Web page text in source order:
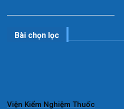
Bài chọn lọc
Viện Kiểm Nghiệm Thuốc